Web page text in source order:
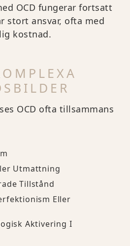
OCD fungerar fortsatt
stort ansvar, ofta med
kostnad.
OCD ofta tillsammans
Utmattning
Tillstånd
Eller
Aktivering I